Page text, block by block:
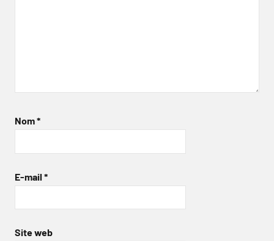
Nom*
E-mail *
Site web